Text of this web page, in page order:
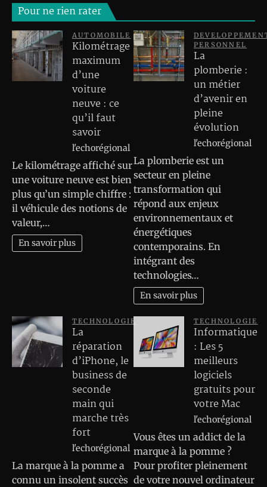
Pour ne rien rater
AUTOMOBILE
Kilométrage
maximum
d’une
voiture
neuve : ce
qu’il faut
savoir
l'echorégional
Le kilométrage affiché sur
une voiture neuve est bien
plus qu’un simple chiffre :
il véhicule des notions de
valeur,…
En savoir plus
PERSONNEL
La
plomberie :
un métier
d’avenir en
pleine
évolution
l'echorégional
La plomberie est un
secteur en pleine
transformation qui
répond aux enjeux
environnementaux et
énergétiques
contemporains. En
intégrant des
technologies…
En savoir plus
TECHNOLOGIE
La
réparation
d’iPhone, le
business de
seconde
main qui
marche très
fort
l'echorégional
La marque à la pomme a
connu un insolent succès
TECHNOLOGIE
Informatique
: Les 5
meilleurs
logiciels
gratuits pour
votre Mac
l'echorégional
Vous êtes un addict de la
marque à la pomme ?
Pour profiter pleinement
de votre nouvel ordinateur